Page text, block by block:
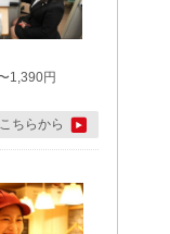
1,390円
ちらから